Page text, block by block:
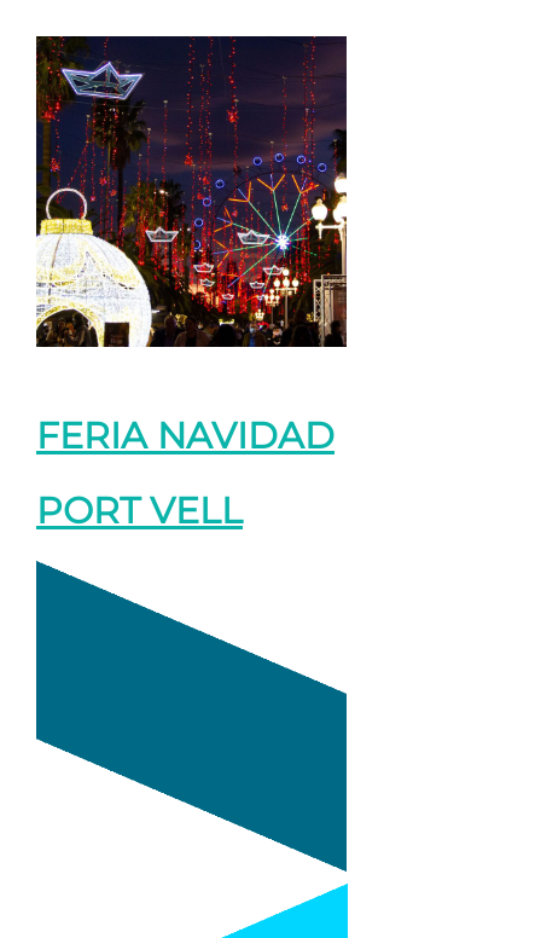
FERIA NAVIDAD
PORT VELL